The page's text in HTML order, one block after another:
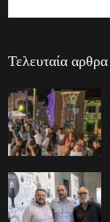
Τελευταία αρθρα